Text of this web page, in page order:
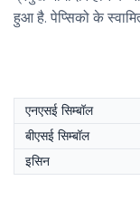
हुआ है. पेप्सिको के
एनएसई सिम्बॉल
बीएसई सिम्बॉल
इसिन